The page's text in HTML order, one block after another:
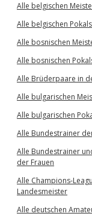
Alle belgischen
Alle belgischen
Alle bosnischen
Alle bosnischen
Alle Brüderpaare in
Alle bulgarischen
Alle bulgarischen
Alle Bundestrainer
Alle Bundestrainer
der Frauen
Alle Champions-
Landesmeister
Alle deutschen